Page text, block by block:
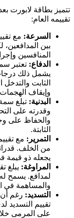
تتميز بطاقة لابورت
تقييمه العام:
السرعة:
بين
المنافسين
الدفاع:
يشمل ذلك
الثابت والتدخل
وإيقاف
البدنية:
وقدرته على
والحفاظ على
الثابتة.
التمرير:
من الخلف.
يجعله ذو قيمة
المراوغة:
لمدافع. يسمح
والمساهمة في
التسديد: رغم أن
على المرمى